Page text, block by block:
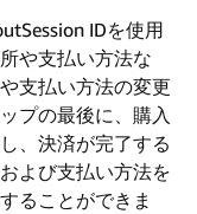
IDを使用
や支払い方法な
支払い方法の変更
プの最後に、購入
、決済が完了する
よび支払い方法を
ることができま